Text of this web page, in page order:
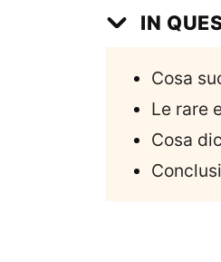
IN
Cosa
Le rare
Cosa